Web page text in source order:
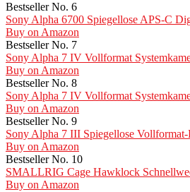
Bestseller No. 6
Sony Alpha 6700 Spiegellose APS-C
Buy on Amazon
Bestseller No. 7
Sony Alpha 7 IV Vollformat
Buy on Amazon
Bestseller No. 8
Sony Alpha 7 IV Vollformat
Buy on Amazon
Bestseller No. 9
Sony Alpha 7 III Spiegellose
Buy on Amazon
Bestseller No. 10
SMALLRIG Cage Hawklock
Buy on Amazon